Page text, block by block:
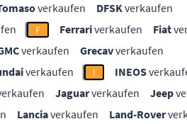
verkaufen DFSKverkaufen
F Ferrariverkaufen Fiat
verkaufen Grecavverkaufen
verkaufen I INEOS
Jaguarverkaufen Jeep
Lanciaverkaufen Land-Rover